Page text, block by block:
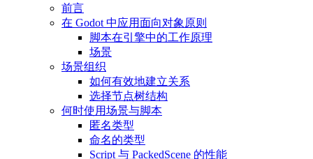
前言
在 Godot 中应用面向对象原则
脚本在引擎中的工作原理
场景
场景组织
如何有效地建立关系
选择节点树结构
何时使用场景与脚本
匿名类型
命名的类型
Script 与 PackedScene 的性能